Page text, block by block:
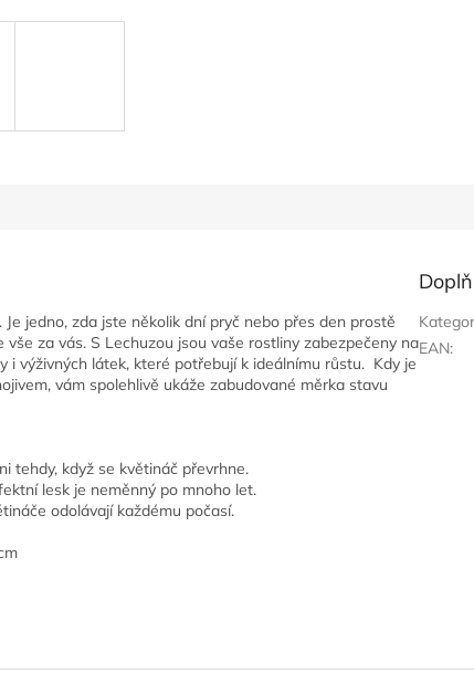
jedno, zda jste několik dní pryč nebo přes den prostě
za vás. S Lechuzou jsou vaše rostliny zabezpečeny na
i výživných látek, které potřebují k ideálnímu růstu. Kdy je
vám spolehlivě ukáže zabudované měrka stavu
tehdy, když se květináč převrhne.
lesk je neměnný po mnoho let.
odolávají každému počasí.
EAN: